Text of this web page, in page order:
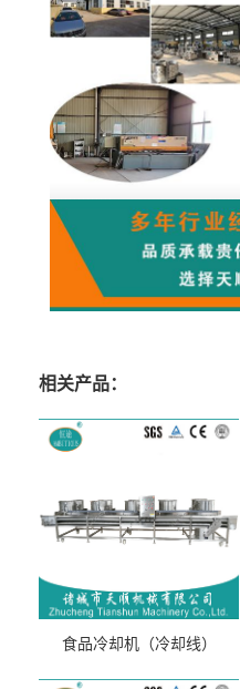
相关产品：
食品冷却机（冷却线）